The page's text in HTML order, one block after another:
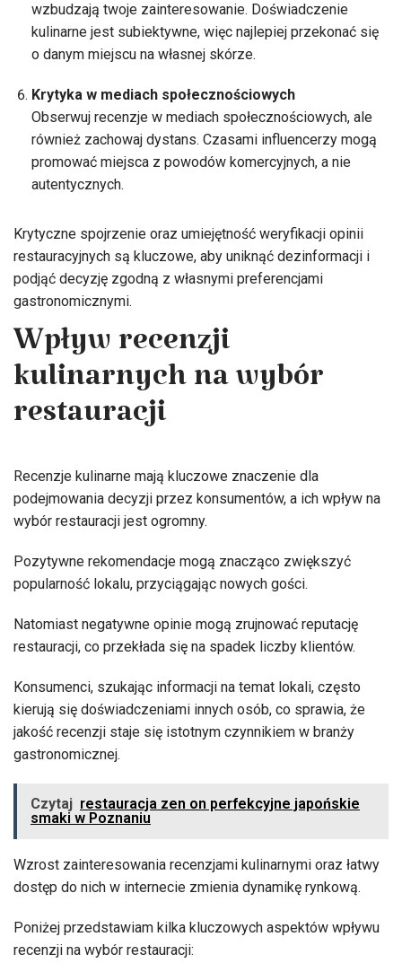
wzbudzają twoje zainteresowanie. Doświadczenie
kulinarne jest subiektywne, więc najlepiej przekonać się
o danym miejscu na własnej skórze.
Krytyka w mediach społecznościowych
Obserwuj recenzje w mediach społecznościowych, ale
również zachowaj dystans. Czasami influencerzy mogą
promować miejsca z powodów komercyjnych, a nie
autentycznych.
Krytyczne spojrzenie oraz umiejętność weryfikacji opinii
restauracyjnych są kluczowe, aby uniknąć dezinformacji i
podjąć decyzję zgodną z własnymi preferencjami
gastronomicznymi.
Wpływ recenzji
kulinarnych na wybór
restauracji
Recenzje kulinarne mają kluczowe znaczenie dla
podejmowania decyzji przez konsumentów, a ich wpływ na
wybór restauracji jest ogromny.
Pozytywne rekomendacje mogą znacząco zwiększyć
popularność lokalu, przyciągając nowych gości.
Natomiast negatywne opinie mogą zrujnować reputację
restauracji, co przekłada się na spadek liczby klientów.
Konsumenci, szukając informacji na temat lokali, często
kierują się doświadczeniami innych osób, co sprawia, że
jakość recenzji staje się istotnym czynnikiem w branży
gastronomicznej.
Czytaj restauracja zen on perfekcyjne japońskie
smaki w Poznaniu
Wzrost zainteresowania recenzjami kulinarnymi oraz łatwy
dostęp do nich w internecie zmienia dynamikę rynkową.
Poniżej przedstawiam kilka kluczowych aspektów wpływu
recenzji na wybór restauracji: